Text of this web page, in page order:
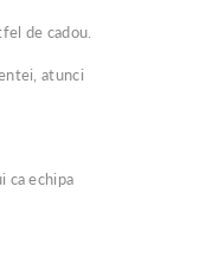
de cadou.
atunci
ca echipa